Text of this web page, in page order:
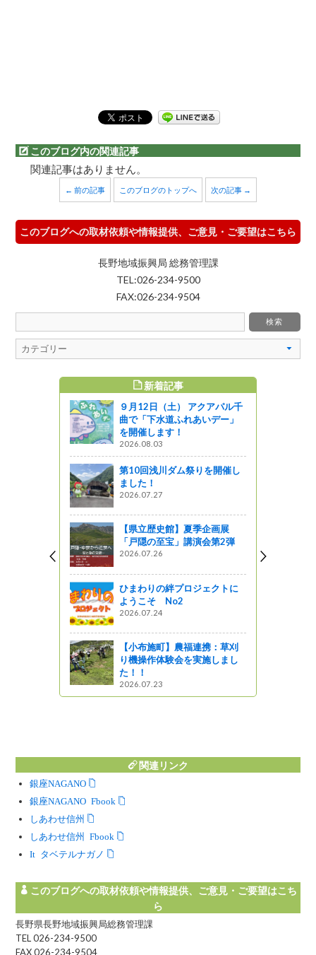
このブログ内の関連記事
関連記事はありません。
← 前の記事 このブログのトップへ 次の記事 →
このブログへの取材依頼や情報提供、ご意見・ご要望はこちら
長野地域振興局 総務管理課
TEL:026-234-9500
FAX:026-234-9504
新着記事
９月12日（土） アクアパル千
曲で「下水道ふれあいデー」
を開催します！
2026.08.03
第10回浅川ダム祭りを開催し
ました！
2026.07.27
【県立歴史館】夏季企画展
「戸隠の至宝」講演会第2弾
2026.07.26
ひまわりの絆プロジェクトに
ようこそ No2
2026.07.24
【小布施町】農福連携：草刈
り機操作体験会を実施しまし
た！！
2026.07.23
関連リンク
銀座NAGANO
銀座NAGANO Facebook
しあわせ信州
しあわせ信州 Facebook
Instagram タベテルナガノ
このブログへの取材依頼や情報提供、ご意見・ご要望はこち
ら
長野県長野地域振興局総務管理課
TEL 026-234-9500
FAX 026-234-9504